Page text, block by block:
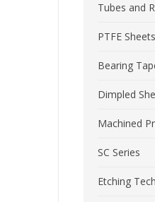
Tubes and
PTFE Sheets
Bearing
Dimpled
Machined
SC Series
Etching